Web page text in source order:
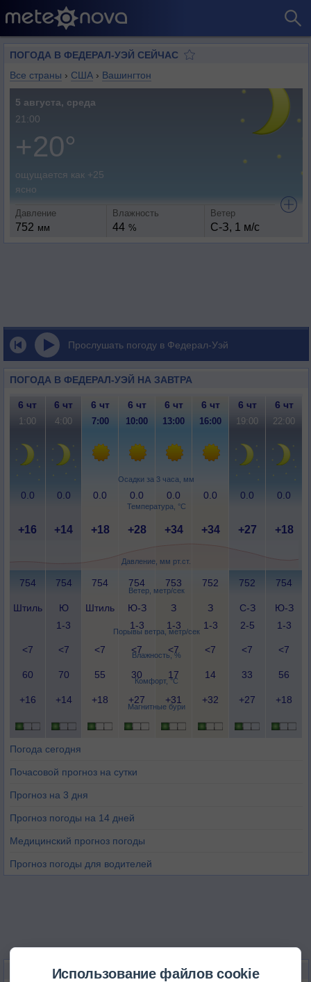
ПОГОДА В ФЕДЕРАЛ-УЭЙ СЕЙЧАС
Все страны › США › Вашингтон
5 августа, среда
21:00
+20°
ощущается как +25
ясно
Давление
752 мм
Влажность
44 %
Ветер
С-З, 1 м/с
Прослушать погоду в Федерал-Уэй
ПОГОДА В ФЕДЕРАЛ-УЭЙ НА ЗАВТРА
Осадки за 3 часа, мм
Температура, °C
Давление, мм рт.ст.
Ветер, метр/сек
Порывы ветра, метр/сек
Влажность, %
Комфорт, °C
Магнитные бури
6 чт 6 чт 6 чт 6 чт 6 чт 6 чт 6 чт 6 чт
1:00 4:00 7:00 10:00 13:00 16:00 19:00 22:00
0.0 0.0 0.0 0.0 0.0 0.0 0.0 0.0
+16 +14 +18 +28 +34 +34 +27 +18
754 754 754 754 753 752 752 754
Штиль
Ю
1-3
Штиль
Ю-З
1-3
З
1-3
З
1-3
С-З
2-5
Ю-З
1-3
<7 <7 <7 <7 <7 <7 <7 <7
60 70 55 30 17 14 33 56
+16 +14 +18 +27 +31 +32 +27 +18
Погода сегодня
Почасовой прогноз на сутки
Прогноз на 3 дня
Прогноз погоды на 14 дней
Медицинский прогноз погоды
Прогноз погоды для водителей
НОВОЕ О ПОГОДЕ
Использование файлов cookie